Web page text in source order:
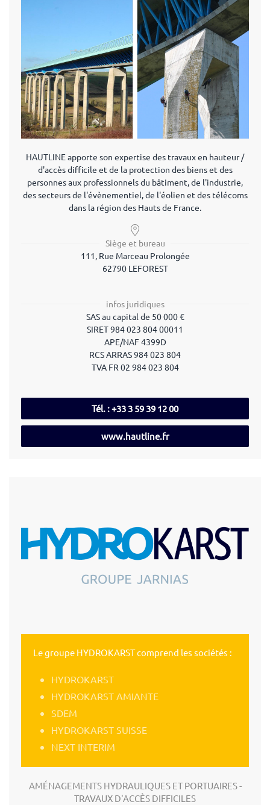
HAUTLINE apporte son expertise des travaux en hauteur /
d'accès difficile et de la protection des biens et des
personnes aux professionnels du bâtiment, de l'industrie,
des secteurs de l'évènementiel, de l'éolien et des télécoms
dans la région des Hauts de France.
Siège et bureau
111, Rue Marceau Prolongée
62790 LEFOREST
infos juridiques
SAS au capital de 50 000 €
SIRET 984 023 804 00011
APE/NAF 4399D
RCS ARRAS 984 023 804
TVA FR 02 984 023 804
Tél. : +33 3 59 39 12 00
www.hautline.fr
Le groupe HYDROKARST comprend les sociétés :
HYDROKARST
HYDROKARST AMIANTE
SDEM
HYDROKARST SUISSE
NEXT INTERIM
AMÉNAGEMENTS HYDRAULIQUES ET PORTUAIRES -
TRAVAUX D'ACCÈS DIFFICILES